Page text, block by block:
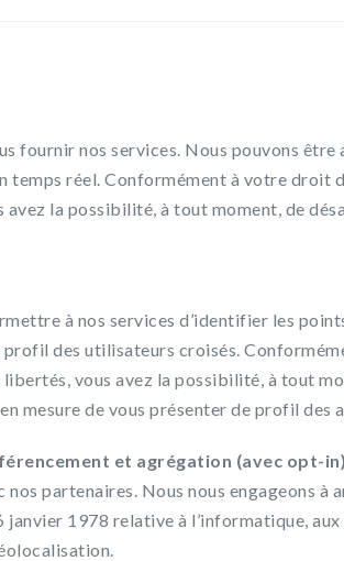
nos services. Nous pouvons être
réel. Conformément à votre droit
la possibilité, à tout moment, de
à nos services d’identifier les
profil des utilisateurs croisés.
vous avez la possibilité, à tout
mesure de vous présenter de profil des
et agrégation (avec opt-in)
partenaires. Nous nous engageons à
1978 relative à l’informatique,